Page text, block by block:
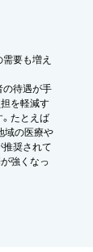
要も増え
の待遇が手
を軽減す
たとえば
域の医療や
推奨されて
強くなっ